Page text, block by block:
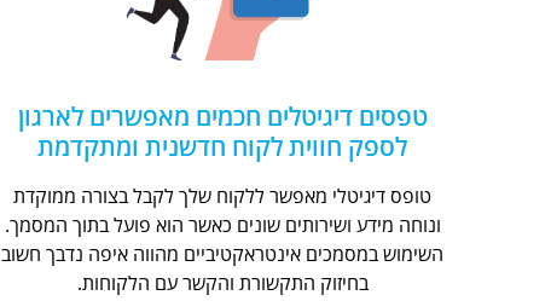
טפסים דיגיטלים חכמים מאפשרים לארגון
לספק חווית לקוח חדשנית ומתקדמת
טופס דיגיטלי מאפשר ללקוח שלך לקבל בצורה ממוקדת
ונוחה מידע ושירותים שונים כאשר הוא פועל בתוך המסמך.
השימוש במסמכים אינטראקטיביים מהווה איפה נדבך חשוב
בחיזוק התקשורת והקשר עם הלקוחות.